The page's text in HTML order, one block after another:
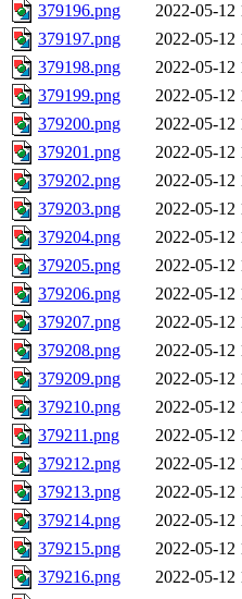
379196.png
2022-05-12
379197.png
2022-05-12
379198.png
2022-05-12
379199.png
2022-05-12
379200.png
2022-05-12
379201.png
2022-05-12
379202.png
2022-05-12
379203.png
2022-05-12
379204.png
2022-05-12
379205.png
2022-05-12
379206.png
2022-05-12
379207.png
2022-05-12
379208.png
2022-05-12
379209.png
2022-05-12
379210.png
2022-05-12
379211.png
2022-05-12
379212.png
2022-05-12
379213.png
2022-05-12
379214.png
2022-05-12
379215.png
2022-05-12
379216.png
2022-05-12